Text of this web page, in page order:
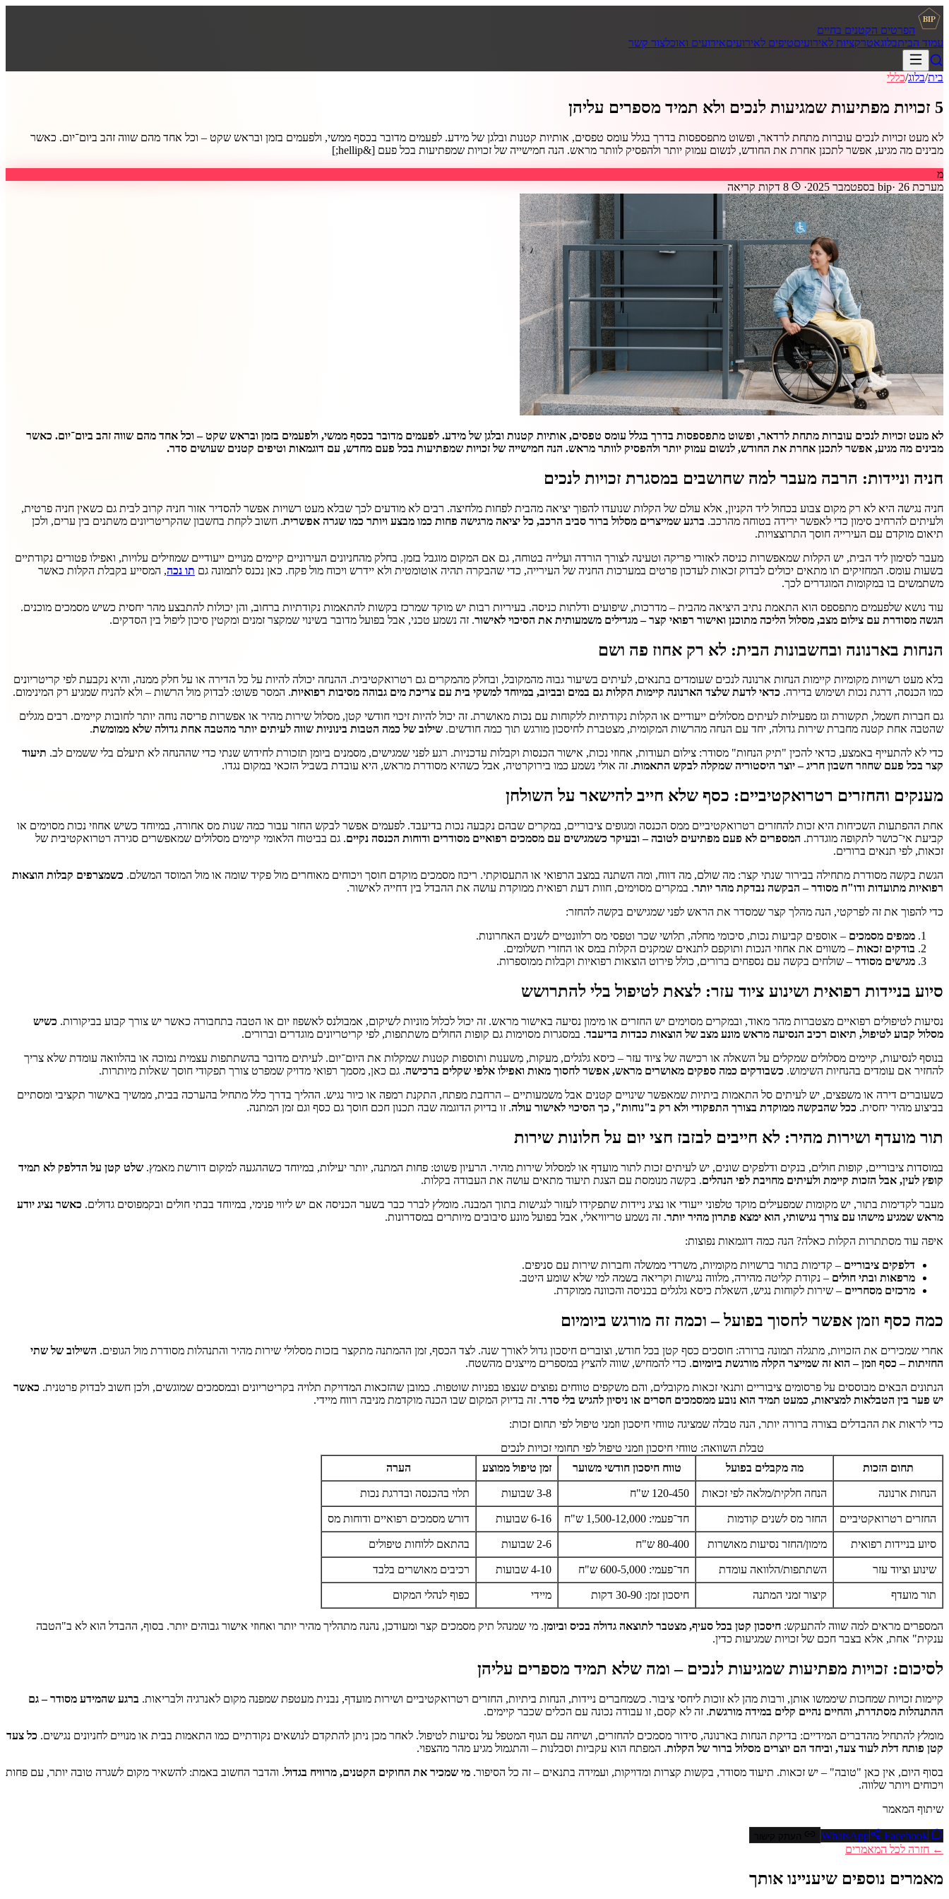
BIP
הפרטים הקטנים בחיים
עמוד הביתבלוגאטרקציות לאירועיםטיפים לאירועיםאירועים ואוכלצור קשר
בית/בלוג/כללי
5 זכויות מפתיעות שמגיעות לנכים ולא תמיד מספרים עליהן
לא מעט זכויות לנכים עוברות מתחת לרדאר, ופשוט מתפספסות בדרך בגלל עומס טפסים, אותיות קטנות ובלגן של מידע. לפעמים מדובר בכסף ממשי, ולפעמים בזמן ובראש שקט – וכל אחד מהם שווה זהב ביום־יום. כאשר
מבינים מה מגיע, אפשר לתכנן אחרת את החודש, לנשום עמוק יותר ולהפסיק לוותר מראש. הנה חמישייה של זכויות שמפתיעות בכל פעם [&hellip;]
מ
מערכת bip
· 26 בספטמבר 2025 ·
8 דקות קריאה
לא מעט זכויות לנכים עוברות מתחת לרדאר, ופשוט מתפספסות בדרך בגלל עומס טפסים, אותיות קטנות ובלגן של מידע. לפעמים מדובר בכסף ממשי, ולפעמים בזמן ובראש שקט – וכל אחד מהם שווה זהב ביום־יום. כאשר
מבינים מה מגיע, אפשר לתכנן אחרת את החודש, לנשום עמוק יותר ולהפסיק לוותר מראש. הנה חמישייה של זכויות שמפתיעות בכל פעם מחדש, עם דוגמאות וטיפים קטנים שעושים סדר.
חניה וניידות: הרבה מעבר למה שחושבים במסגרת זכויות לנכים
חניה נגישה היא לא רק מקום צבוע בכחול ליד הקניון, אלא עולם של הקלות שנועדו להפוך יציאה מהבית לפחות מלחיצה. רבים לא מודעים לכך שבלא מעט רשויות אפשר להסדיר אזור חניה קרוב לבית גם כשאין חניה פרטית,
ולעיתים להרחיב סימון כדי לאפשר ירידה בטוחה מהרכב. ברגע שמייצרים מסלול ברור סביב הרכב, כל יציאה מרגישה פחות כמו מבצע ויותר כמו שגרה אפשרית. חשוב לקחת בחשבון שהקריטריונים משתנים בין ערים, ולכן
תיאום מוקדם עם העירייה חוסך התרוצצויות.
מעבר לסימון ליד הבית, יש הקלות שמאפשרות כניסה לאזורי פריקה וטעינה לצורך הורדה ועלייה בטוחה, גם אם המקום מוגבל בזמן. בחלק מהחניונים העירוניים קיימים מנויים ייעודיים שמוזילים עלויות, ואפילו פטורים נקודתיים
בשעות עומס. המחזיקים תו מתאים יכולים לבדוק זכאות לעדכון פרטים במערכות החניה של העירייה, כדי שהבקרה תהיה אוטומטית ולא יידרש ויכוח מול פקח. כאן נכנס לתמונה גם תו נכה, המסייע בקבלת הקלות כאשר
משתמשים בו במקומות המוגדרים לכך.
עוד נושא שלפעמים מתפספס הוא התאמת נתיב היציאה מהבית – מדרכות, שיפועים ודלתות כניסה. בעיריות רבות יש מוקד שמרכז בקשות להתאמות נקודתיות ברחוב, והן יכולות להתבצע מהר יחסית כשיש מסמכים מוכנים.
הגשה מסודרת עם צילום מצב, מסלול הליכה מתוכנן ואישור רפואי קצר – מגדילים משמעותית את הסיכוי לאישור. זה נשמע טכני, אבל בפועל מדובר בשינוי שמקצר זמנים ומקטין סיכון ליפול בין הסדקים.
הנחות בארנונה ובחשבונות הבית: לא רק אחוז פה ושם
בלא מעט רשויות מקומיות קיימות הנחות ארנונה לנכים שעומדים בתנאים, לעיתים בשיעור גבוה מהמקובל, ובחלק מהמקרים גם רטרואקטיבית. ההנחה יכולה להיות על כל הדירה או על חלק ממנה, והיא נקבעת לפי קריטריונים
כמו הכנסה, דרגת נכות ושימוש בדירה. כדאי לדעת שלצד הארנונה קיימות הקלות גם במים ובביוב, במיוחד למשקי בית עם צריכת מים גבוהה מסיבות רפואיות. המסר פשוט: לבדוק מול הרשות – ולא להניח שמגיע רק המינימום.
גם חברות חשמל, תקשורת וגז מפעילות לעיתים מסלולים ייעודיים או הקלות נקודתיות ללקוחות עם נכות מאושרת. זה יכול להיות זיכוי חודשי קטן, מסלול שירות מהיר או אפשרות פריסה נוחה יותר לחובות קיימים. רבים מגלים
שהטבה אחת קטנה מחברת שירות גדולה, יחד עם הנחה מהרשות המקומית, מצטברת לחיסכון מורגש תוך כמה חודשים. שילוב של כמה הטבות בינוניות שווה לעיתים יותר מהטבה אחת גדולה שלא ממומשת.
כדי לא להתעייף באמצע, כדאי להכין "תיק הנחות" מסודר: צילום תעודות, אחוזי נכות, אישור הכנסות וקבלות עדכניות. רגע לפני שמגישים, מסמנים ביומן תזכורת לחידוש שנתי כדי שההנחה לא תיעלם בלי ששמים לב. תיעוד
קצר בכל פעם שחוזר חשבון חריג – יוצר היסטוריה שמקלה לבקש התאמות. זה אולי נשמע כמו בירוקרטיה, אבל כשהיא מסודרת מראש, היא עובדת בשביל הזכאי במקום נגדו.
מענקים והחזרים רטרואקטיביים: כסף שלא חייב להישאר על השולחן
אחת ההפתעות השכיחות היא זכות להחזרים רטרואקטיביים ממס הכנסה ומגופים ציבוריים, במקרים שבהם נקבעה נכות בדיעבד. לפעמים אפשר לבקש החזר עבור כמה שנות מס אחורה, במיוחד כשיש אחוזי נכות מסוימים או
קביעת אי־כושר לתקופה מוגדרת. המספרים לא פעם מפתיעים לטובה – ובעיקר כשמגישים עם מסמכים רפואיים מסודרים ודוחות הכנסה נקיים. גם בביטוח הלאומי קיימים מסלולים שמאפשרים סגירה רטרואקטיבית של
זכאות, לפי תנאים ברורים.
הגשת בקשה מסודרת מתחילה בבירור שנתי קצר: מה שולם, מה דווח, ומה השתנה במצב הרפואי או התעסוקתי. ריכוז מסמכים מוקדם חוסך ויכוחים מאוחרים מול פקיד שומה או מול המוסד המשלם. כשמצרפים קבלות הוצאות
רפואיות מתועדות ודו"ח מסודר – הבקשה נבדקת מהר יותר. במקרים מסוימים, חוות דעת רפואית ממוקדת עושה את ההבדל בין דחייה לאישור.
כדי להפוך את זה לפרקטי, הנה מהלך קצר שמסדר את הראש לפני שמגישים בקשה להחזר:
ממפים מסמכים – אוספים קביעות נכות, סיכומי מחלה, תלושי שכר וטפסי מס רלוונטיים לשנים האחרונות.
בודקים זכאות – משווים את אחוזי הנכות ותוקפם לתנאים שמקנים הקלות במס או החזרי תשלומים.
מגישים מסודר – שולחים בקשה עם נספחים ברורים, כולל פירוט הוצאות רפואיות וקבלות ממוספרות.
סיוע בניידות רפואית ושינוע ציוד עזר: לצאת לטיפול בלי להתרושש
נסיעות לטיפולים רפואיים מצטברות מהר מאוד, ובמקרים מסוימים יש החזרים או מימון נסיעה באישור מראש. זה יכול לכלול מוניות לשיקום, אמבולנס לאשפוז יום או הטבה בתחבורה כאשר יש צורך קבוע בביקורות. כשיש
מסלול קבוע לטיפול, תיאום רכיב הנסיעה מראש מונע מצב של הוצאות כבדות בדיעבד. במסגרות מסוימות גם קופות החולים משתתפות, לפי קריטריונים מוגדרים וברורים.
בנוסף לנסיעות, קיימים מסלולים שמקלים על השאלה או רכישה של ציוד עזר – כיסא גלגלים, מעקות, מִשענות ותוספות קטנות שמקלות את היום־יום. לעיתים מדובר בהשתתפות עצמית נמוכה או בהלוואה עומדת שלא צריך
להחזיר אם עומדים בהנחיות השימוש. כשבודקים כמה ספקים מאושרים מראש, אפשר לחסוך מאות ואפילו אלפי שקלים ברכישה. גם כאן, מסמך רפואי מדויק שמפרט צורך תפקודי חוסך שאלות מיותרות.
כשעוברים דירה או משפצים, יש לעיתים סל התאמות ביתיות שמאפשר שינויים קטנים אבל משמעותיים – הרחבת מפתח, התקנת רמפה או כיור נגיש. ההליך בדרך כלל מתחיל בהערכה בבית, ממשיך באישור תקציבי ומסתיים
בביצוע מהיר יחסית. ככל שהבקשה ממוקדת בצורך התפקודי ולא רק ב"נוחות", כך הסיכוי לאישור עולה. זו בדיוק הדוגמה שבה תכנון חכם חוסך גם כסף וגם זמן המתנה.
תור מועדף ושירות מהיר: לא חייבים לבזבז חצי יום על חלונות שירות
במוסדות ציבוריים, קופות חולים, בנקים ודלפקים שונים, יש לעיתים זכות לתור מועדף או למסלול שירות מהיר. הרעיון פשוט: פחות המתנה, יותר יעילות, במיוחד כשההגעה למקום דורשת מאמץ. שלט קטן על הדלפק לא תמיד
קופץ לעין, אבל הזכות קיימת ולעיתים מחויבת לפי הנהלים. בקשה מנומסת עם הצגת תיעוד מתאים עושה את העבודה בקלות.
מעבר לקדימות בתור, יש מקומות שמפעילים מוקד טלפוני ייעודי או נציג ניידות שתפקידו לעזור לנגישות בתוך המבנה. מומלץ לברר כבר בשער הכניסה אם יש ליווי פנימי, במיוחד בבתי חולים ובקמפוסים גדולים. כאשר נציג יודע
מראש שמגיע מישהו עם צורך נגישותי, הוא ימצא פתרון מהיר יותר. זה נשמע טריוויאלי, אבל בפועל מונע סיבובים מיותרים במסדרונות.
איפה עוד מסתתרות הקלות כאלה? הנה כמה דוגמאות נפוצות:
דלפקים ציבוריים – קדימות בתור ברשויות מקומיות, משרדי ממשלה וחברות שירות עם סניפים.
מרפאות ובתי חולים – נקודת קליטה מהירה, מלווה נגישות וקריאה בשמה למי שלא שומע היטב.
מרכזים מסחריים – שירות לקוחות נגיש, השאלת כיסא גלגלים בכניסה והכוונה ממוקדת.
כמה כסף וזמן אפשר לחסוך בפועל – וכמה זה מורגש ביומיום
אחרי שמכירים את הזכויות, מתגלה תמונה ברורה: חוסכים כסף קטן בכל חודש, וצוברים חיסכון גדול לאורך שנה. לצד הכסף, זמן ההמתנה מתקצר בזכות מסלולי שירות מהיר והתנהלות מסודרת מול הגופים. השילוב של שתי
החזיתות – כסף וזמן – הוא זה שמייצר הקלה מורגשת ביומיום. כדי להמחיש, שווה להציץ במספרים מייצגים מהשטח.
הנתונים הבאים מבוססים על פרסומים ציבוריים ותנאי זכאות מקובלים, והם משקפים טווחים נפוצים שנצפו בפניות שוטפות. כמובן שהזכאות המדויקת תלויה בקריטריונים ובמסמכים שמוגשים, ולכן חשוב לבדוק פרטנית. כאשר
יש פער בין הטבלאות למציאות, כמעט תמיד הוא נובע ממסמכים חסרים או ניסיון להגיש בלי סדר. זה בדיוק המקום שבו הכנה מוקדמת מניבה רווח מיידי.
כדי לראות את ההבדלים בצורה ברורה יותר, הנה טבלה שמציגה טווחי חיסכון וזמני טיפול לפי תחום זכות:
טבלת השוואה: טווחי חיסכון וזמני טיפול לפי תחומי זכויות לנכים
תחום הזכות
מה מקבלים בפועל טווח חיסכון חודשי משוער זמן טיפול ממוצע הערה
הנחות ארנונה הנחה חלקית/מלאה לפי זכאות 120-450 ש"ח 3-8 שבועות תלוי בהכנסה ובדרגת נכות
החזרים רטרואקטיביים החזר מס לשנים קודמות חד־פעמי: 1,500-12,000 ש"ח 6-16 שבועות דורש מסמכים רפואיים ודוחות מס
סיוע בניידות רפואית מימון/החזר נסיעות מאושרות 80-400 ש"ח 2-6 שבועות בהתאם ללוחות טיפולים
שינוע וציוד עזר השתתפות/הלוואה עומדת חד־פעמי: 600-5,000 ש"ח 4-10 שבועות רכיבים מאושרים בלבד
תור מועדף קיצור זמני המתנה חיסכון זמן: 30-90 דקות מיידי כפוף לנהלי המקום
המספרים מראים למה שווה להתעקש: חיסכון קטן בכל סעיף, מצטבר לתוצאה גדולה בכיס וביומן. מי שמנהל תיק מסמכים קצר ומעודכן, נהנה מתהליך מהיר יותר ואחוזי אישור גבוהים יותר. בסוף, ההבדל הוא לא ב"הטבה
ענקית" אחת, אלא בצבר חכם של זכויות שמגיעות כדין.
לסיכום: זכויות מפתיעות שמגיעות לנכים – ומה שלא תמיד מספרים עליהן
קיימות זכויות שמחכות שיממשו אותן, ורבות מהן לא זוכות ליחסי ציבור. כשמחברים ניידות, הנחות ביתיות, החזרים רטרואקטיביים ושירות מועדף, נבנית מעטפת שמפנה מקום לאנרגיה ולבריאות. ברגע שהמידע מסודר – גם
ההתנהלות מסתדרת, והחיים נהיים קלים במידה מורגשת. זה לא קסם, זו עבודה נכונה עם הכלים שכבר קיימים.
מומלץ להתחיל מהדברים המידיים: בדיקת הנחות בארנונה, סידור מסמכים להחזרים, ושיחה עם הגוף המטפל על נסיעות לטיפול. לאחר מכן ניתן להתקדם לנושאים נקודתיים כמו התאמות בבית או מנויים לחניונים נגישים. כל צעד
קטן פותח דלת לעוד צעד, וביחד הם יוצרים מסלול ברור של הקלות. המפתח הוא עקביות וסבלנות – והתגמול מגיע מהר מהצפוי.
בסוף היום, אין כאן "טובה" – יש זכאות. תיעוד מסודר, בקשות קצרות ומדויקות, ועמידה בתנאים – זה כל הסיפור. מי שמכיר את החוקים הקטנים, מרוויח בגדול. והדבר החשוב באמת: להשאיר מקום לשגרה טובה יותר, עם פחות
ויכוחים ויותר שלווה.
שיתוף המאמר
Facebook
← חזרה לכל המאמרים
מאמרים נוספים שיעניינו אותך